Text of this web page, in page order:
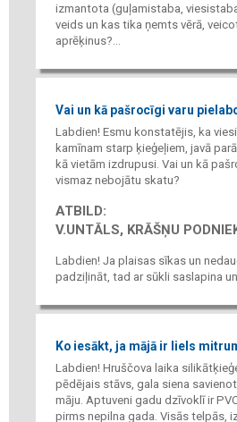
izmantota (guļamistaba,
veids un kas tika ņemts vērā,
aprēķinus?...
Vai un kā pašrocīgi varu
Labdien! Esmu konstatējis, ka
kamīnam starp ķieģeļiem, javā
kā vietām izdrupusi. Vai un kā
vismaz nebojātu skatu?
ATBILD:
V.UNTĀLS, KRĀŠŅU
Labdien! Ja plaisas sīkas un
padziļināt, tad ar sūkli saslapina
Ko iesākt, ja mājā ir liels
Labdien! Hruščova laika
pēdējais stāvs, gala siena
māju. Aptuveni gadu dzīvoklī ir
pirms nepilna gada. Visās telpās,